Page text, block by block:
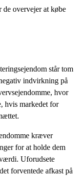
de overvejer at købe
står tom
indvirkning på
hvor
hvis markedet for
kræver
for at holde dem
Uforudsete
forventede afkast på